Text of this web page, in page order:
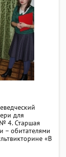
для
4. Старшая
– обитателями
«В